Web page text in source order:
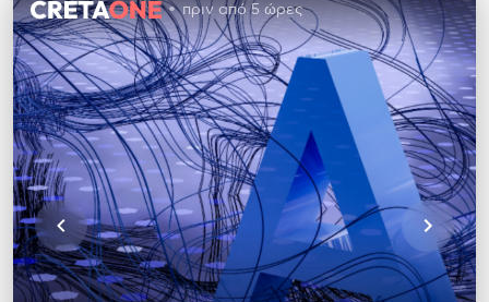
πριν από 5 ώρες